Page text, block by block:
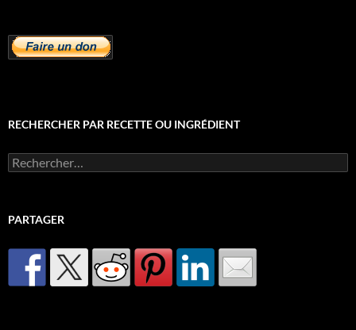
RECHERCHER PAR RECETTE OU INGRÉDIENT
Rechercher :
PARTAGER